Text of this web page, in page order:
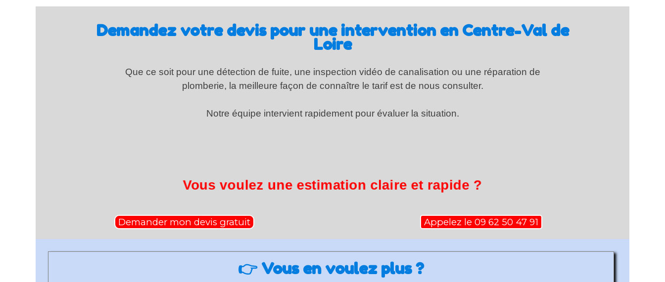
Demandez votre devis pour une intervention en Centre-Val de
Loire
Que ce soit pour une détection de fuite, une inspection vidéo de canalisation ou une réparation de
plomberie, la meilleure façon de connaître le tarif est de nous consulter.
Notre équipe intervient rapidement pour évaluer la situation.
Vous voulez une estimation claire et rapide ?
Appelez le 09 62 50 47 91
Demander mon devis gratuit
👉 Vous en voulez plus ?